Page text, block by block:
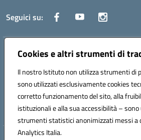
Cookies e altri strumenti di
Il nostro Istituto non utilizza strumenti di
sono utilizzati esclusivamente cookies
corretto funzionamento del sito, alla
istituzionali e alla sua accessibilità –
strumenti statistici anonimizzati messi a
Analytics Italia.
Seguici su:
Indirizzo:Via Cesare Beccaria 70043
Posta elettronica certificata (PEC):
Codice fiscale: 93491310723
Codice meccanografico: BATF26000R